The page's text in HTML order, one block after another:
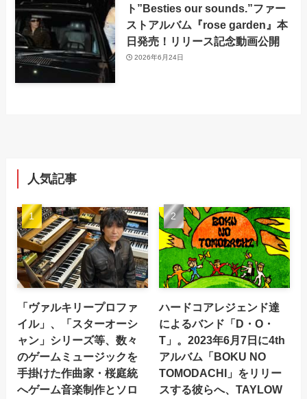
ト”Besties our sounds.”ファー
ストアルバム『rose garden』本
日発売！リリース記念動画公開
2026年6月24日
人気記事
「ヴァルキリープロファ
イル」、「スターオーシ
ャン」シリーズ等、数々
のゲームミュージックを
手掛けた作曲家・桜庭統
へゲーム音楽制作とソロ
ハードコアレジェンド達
によるバンド「D・O・
T」。2023年6月7日に4th
アルバム「BOKU NO
TOMODACHI」をリリー
スする彼らへ、TAYLOW